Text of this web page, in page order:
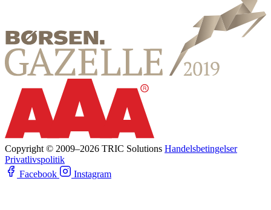
Copyright © 2009–2026 TRIC Solutions Handelsbetingelser
Privatlivspolitik
Facebook
Instagram